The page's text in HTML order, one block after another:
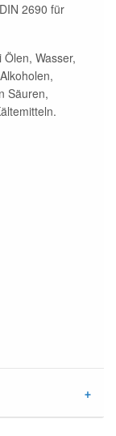
2690 für
Wasser,
Säuren,